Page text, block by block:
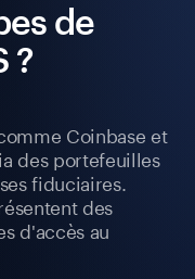
de
?
Coinbase et
des portefeuilles
fiduciaires.
des
d'accès au